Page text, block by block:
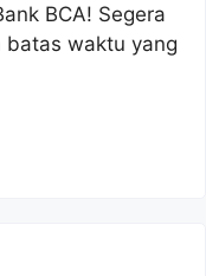
BCA! Segera
batas waktu yang